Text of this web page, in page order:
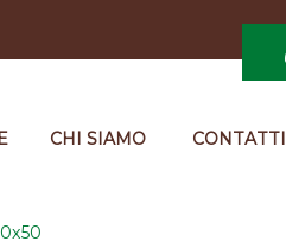
CHI SIAMO CONTATTI